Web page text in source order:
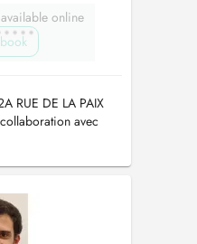
online
RUE DE LA PAIX
avec
D.O diplômé de
il accompagne les
en troubles de la
du sport et